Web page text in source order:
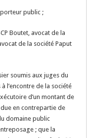
public ;
Boutet, avocat de la
de la société Paput
soumis aux juges du
l’encontre de la société
d’un montant de
en contrepartie de
domaine public
; que la